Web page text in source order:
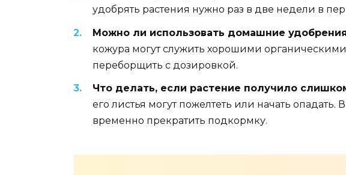
удобрять растения нужно раз в две недели в
Можно ли использовать домашние
кожура могут служить хорошими
переборщить с дозировкой.
Что делать, если растение получило
его листья могут пожелтеть или начать
временно прекратить подкормку.